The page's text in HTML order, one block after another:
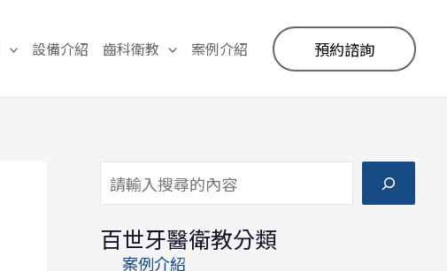
設備介紹 齒科衛教 案例介紹 預約諮詢
搜尋
百世牙醫衛教分類
案例介紹